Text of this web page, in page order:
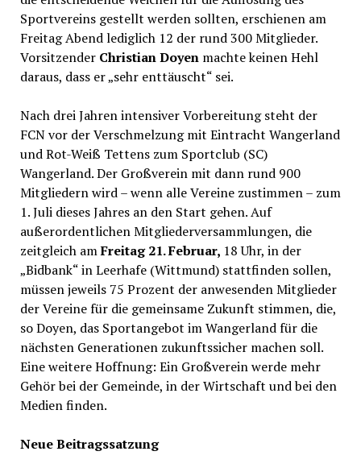
Sportvereins gestellt werden sollten, erschienen am
Freitag Abend lediglich 12 der rund 300 Mitglieder.
Vorsitzender Christian Doyenmachte keinen Hehl
daraus, dass er „sehr enttäuscht“ sei.
Nach drei Jahren intensiver Vorbereitung steht der
FCN vor der Verschmelzung mit Eintracht Wangerland
und Rot-Weiß Tettens zum Sportclub (SC)
Wangerland. Der Großverein mit dann rund 900
Mitgliedern wird – wenn alle Vereine zustimmen – zum
1. Juli dieses Jahres an den Start gehen. Auf
außerordentlichen Mitgliederversammlungen, die
zeitgleich amFreitag 21. Februar, 18 Uhr, in der
„Bidbank“ in Leerhafe (Wittmund) stattfinden sollen,
müssen jeweils 75 Prozent der anwesenden Mitglieder
der Vereine für die gemeinsame Zukunft stimmen, die,
so Doyen, das Sportangebot im Wangerland für die
nächsten Generationen zukunftssicher machen soll.
Eine weitere Hoffnung: Ein Großverein werde mehr
Gehör bei der Gemeinde, in der Wirtschaft und bei den
Medien finden.
Neue Beitragssatzung